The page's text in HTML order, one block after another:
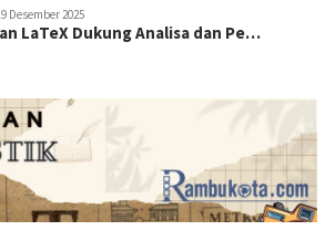
Desember 2025
LaTeX Dukung Analisa dan Pe…